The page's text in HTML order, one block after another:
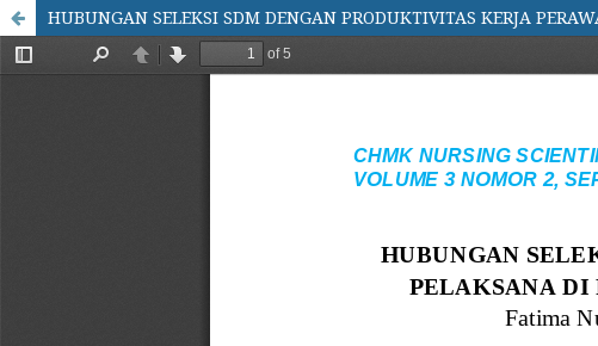
HUBUNGAN SELEKSI SDM DENGAN PRODUKTIVITAS KERJA